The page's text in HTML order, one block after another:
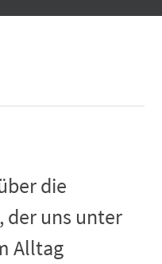
die
der uns unter
Alltag